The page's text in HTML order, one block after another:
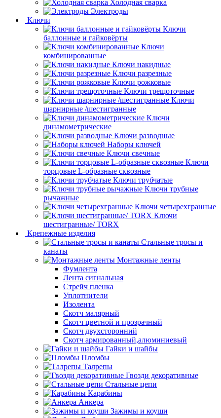
Холодная сварка
Электроды
Ключи
Ключи
баллонные и гайковёрты
Ключи
комбинированные
Ключи накидные
Ключи разрезные
Ключи рожковые
Ключи трещоточные
Ключи
шарнирные /шестигранные
Ключи
динамометрические
Ключи разводные
Наборы ключей
Ключи свечные
Ключи
торцовые L-образные сквозные
Ключи трубчатые
Ключи трубные
рычажные
Ключи четырехгранные
Ключи
шестигранные/ TORX
Крепежные изделия
Стальные тросы и
канаты
Монтажные ленты
Фумлента
Лента сигнальная
Стрейч пленка
Уплотнители
Изолента
Скотч малярный
Скотч цветной и прозрачный
Скотч двухсторонний
Скотч армированный,алюминиевый
Гайки и шайбы
Пломбы
Талрепы
Гвозди декоративные
Стальные цепи
Карабины
Анкера
Зажимы и коуши